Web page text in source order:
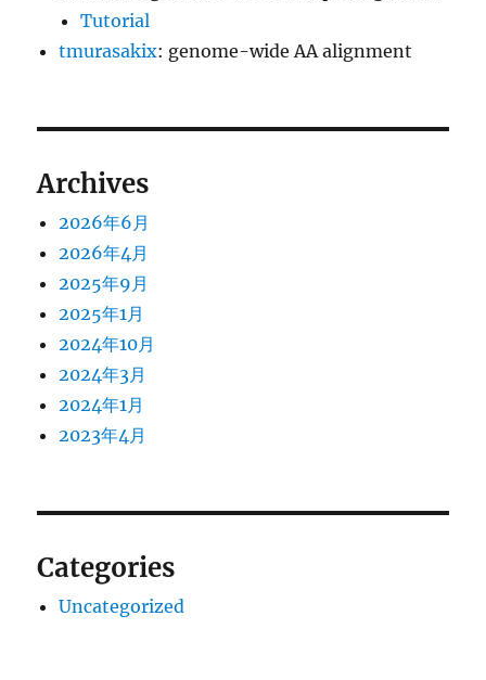
Tutorial
tmurasakix: genome-wide AA alignment
Archives
2026年6月
2026年4月
2025年9月
2025年1月
2024年10月
2024年3月
2024年1月
2023年4月
Categories
Uncategorized